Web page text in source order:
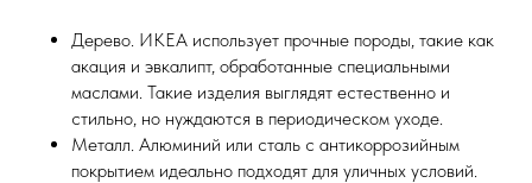
Дерево. ИКЕА использует прочные породы, такие как
акация и эвкалипт, обработанные специальными
маслами. Такие изделия выглядят естественно и
стильно, но нуждаются в периодическом уходе.
Металл. Алюминий или сталь с антикоррозийным
покрытием идеально подходят для уличных условий.